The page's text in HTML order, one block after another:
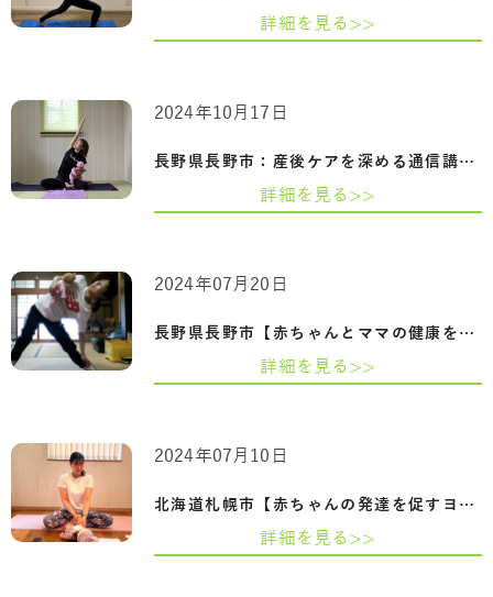
詳細を見る>>
長野県長野市：産後ケアを深める通信講座…
2024年10月17日
詳細を見る>>
長野県長野市【赤ちゃんとママの健康を守…
2024年07月20日
詳細を見る>>
北海道札幌市【赤ちゃんの発達を促すヨガ…
2024年07月10日
詳細を見る>>